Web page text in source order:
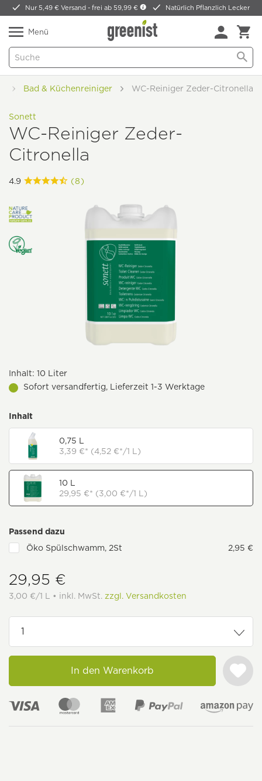
Nur 5,49 € Versand -frei ab 59,99 € Natürlich Pflanzlich Lecker
Menü
Bad & Küchenreiniger WC-Reiniger Zeder-Citronella
Sonett
WC-Reiniger Zeder-
Citronella
4.9 (8)
Inhalt: 10 Liter
Sofort versandfertig, Lieferzeit 1-3 Werktage
Inhalt
0,75 L
3,39 €* (4,52 €*/1 L)
10 L
29,95 €* (3,00 €*/1 L)
Passend dazu
Öko Spülschwamm, 2St
2,95 €
29,95 €
3,00 €/1 L • inkl. MwSt. zzgl. Versandkosten
In den Warenkorb